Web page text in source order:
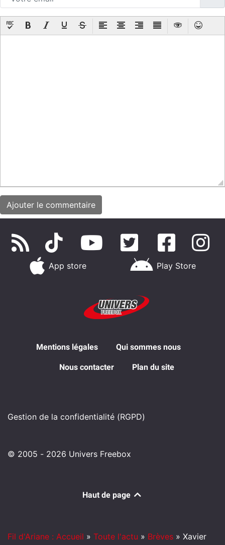
App store Play Store
Mentions légales Qui sommes nous
Nous contacter Plan du site
Gestion de la confidentialité (RGPD)
© 2005 - 2026 Univers Freebox
Haut de page
Fil d'Ariane : Accueil » Toute l'actu » Brèves » Xavier